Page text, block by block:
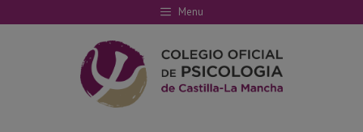
al
Menu